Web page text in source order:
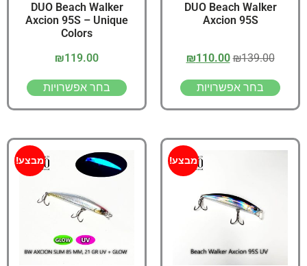
DUO Beach Walker
Axcion 95S
₪139.00
₪110.00
בחר אפשרויות
DUO Beach Walker
Axcion 95S – Unique
Colors
₪119.00
בחר אפשרויות
מבצע! מבצע!